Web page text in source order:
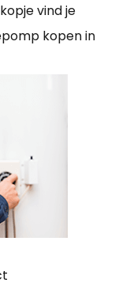
vind je
kopen in